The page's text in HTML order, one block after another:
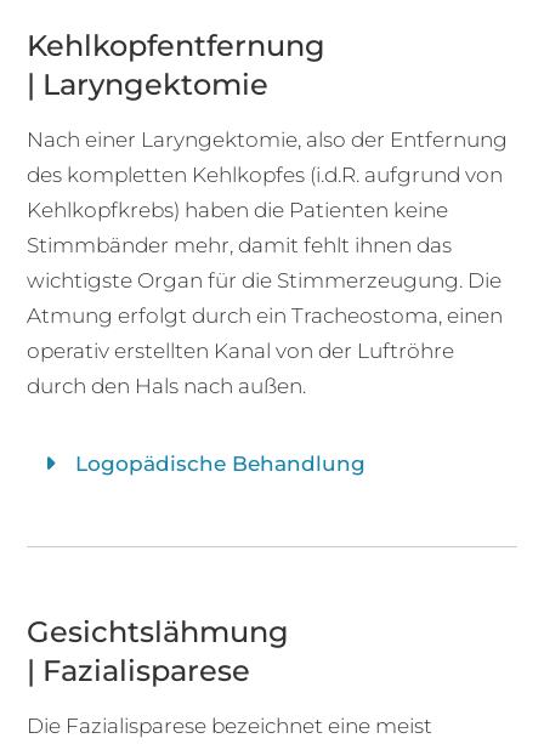
Kehlkopfentfernung
| Laryngektomie
Nach einer Laryngektomie, also der Entfernung
des kompletten Kehlkopfes (i.d.R. aufgrund von
Kehlkopfkrebs) haben die Patienten keine
Stimmbänder mehr, damit fehlt ihnen das
wichtigste Organ für die Stimmerzeugung. Die
Atmung erfolgt durch ein Tracheostoma, einen
operativ erstellten Kanal von der Luftröhre
durch den Hals nach außen.
Logopädische Behandlung
Gesichtslähmung
| Fazialisparese
Die Fazialisparese bezeichnet eine meist